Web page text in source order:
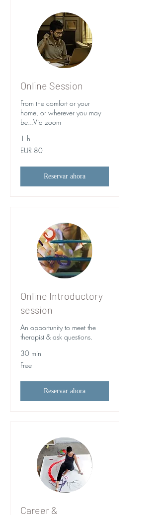
Online Session
From the comfort or your
home, or wherever you may
be...Via zoom
1 h
80
euros
EUR 80
Reservar ahora
Online Introductory
session
An opportunity to meet the
therapist & ask questions.
30 min
Free
Free
Reservar ahora
Career &